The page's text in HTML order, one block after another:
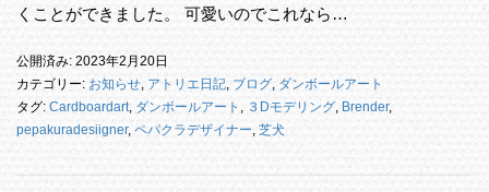
くことができました。 可愛いのでこれなら…
公開済み: 2023年2月20日
カテゴリー: お知らせ, アトリエ日記, ブログ, ダンボールアート
タグ: Cardboardart, ダンボールアート , ３Dモデリング, Brender,
pepakuradesiigner, ペパクラデザイナー, 芝犬